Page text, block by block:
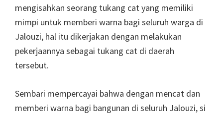
mengisahkan seorang tukang cat yang memiliki
mimpi untuk memberi warna bagi seluruh warga di
Jalouzi, hal itu dikerjakan dengan melakukan
pekerjaannya sebagai tukang cat di daerah
tersebut.
Sembari mempercayai bahwa dengan mencat dan
memberi warna bagi bangunan di seluruh Jalouzi, si